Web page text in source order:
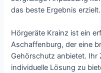
das beste Ergebnis erzielt.
Hörgeräte Krainz ist ein
Aschaffenburg, der eine
Gehörschutz anbietet. Ihr
individuelle Lösung zu